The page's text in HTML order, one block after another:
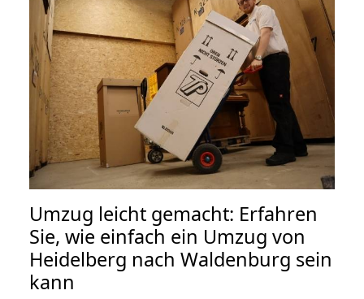
Umzug leicht gemacht: Erfahren
Sie, wie einfach ein Umzug von
Heidelberg nach Waldenburg sein
kann